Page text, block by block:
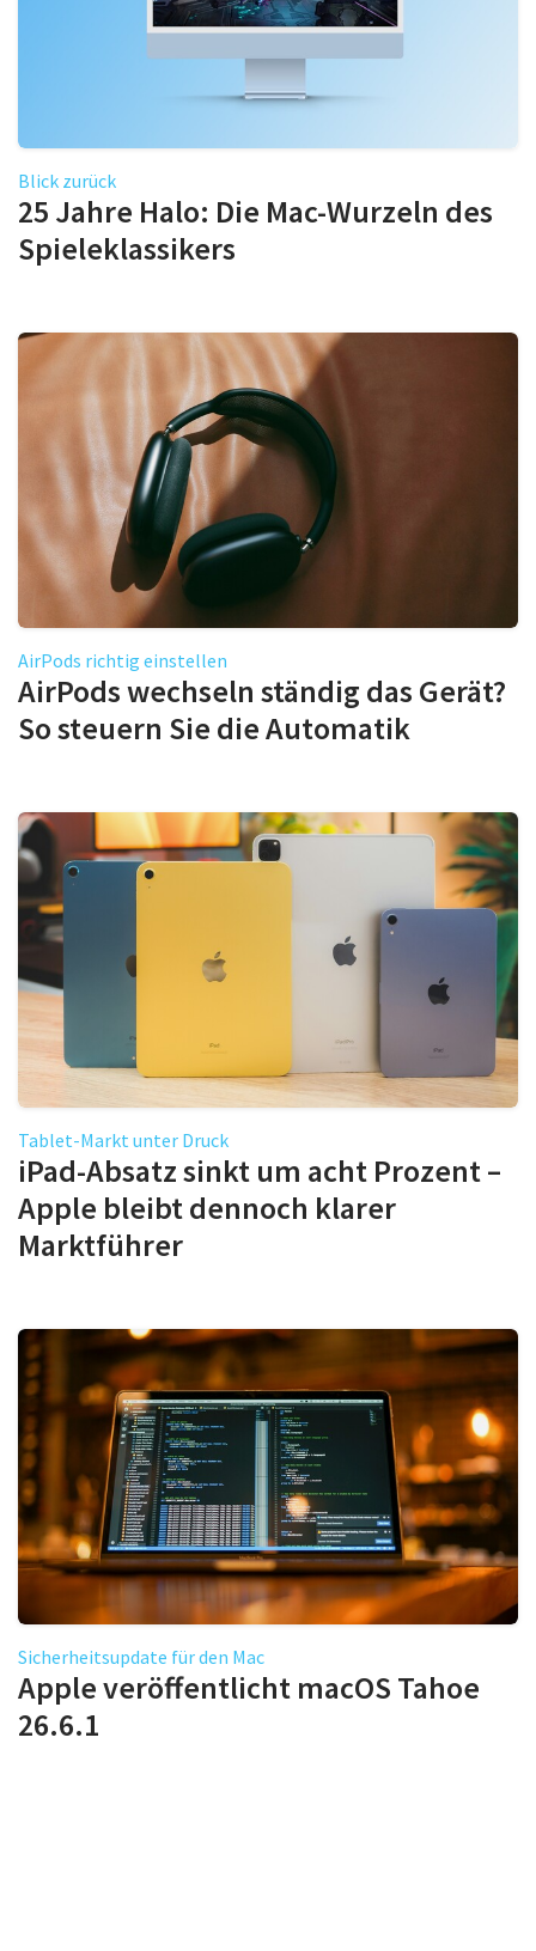
Blick zurück
25 Jahre Halo: Die Mac-Wurzeln des
Spieleklassikers
AirPods richtig einstellen
AirPods wechseln ständig das Gerät?
So steuern Sie die Automatik
Tablet-Markt unter Druck
iPad-Absatz sinkt um acht Prozent –
Apple bleibt dennoch klarer
Marktführer
Sicherheitsupdate für den Mac
Apple veröffentlicht macOS Tahoe
26.6.1